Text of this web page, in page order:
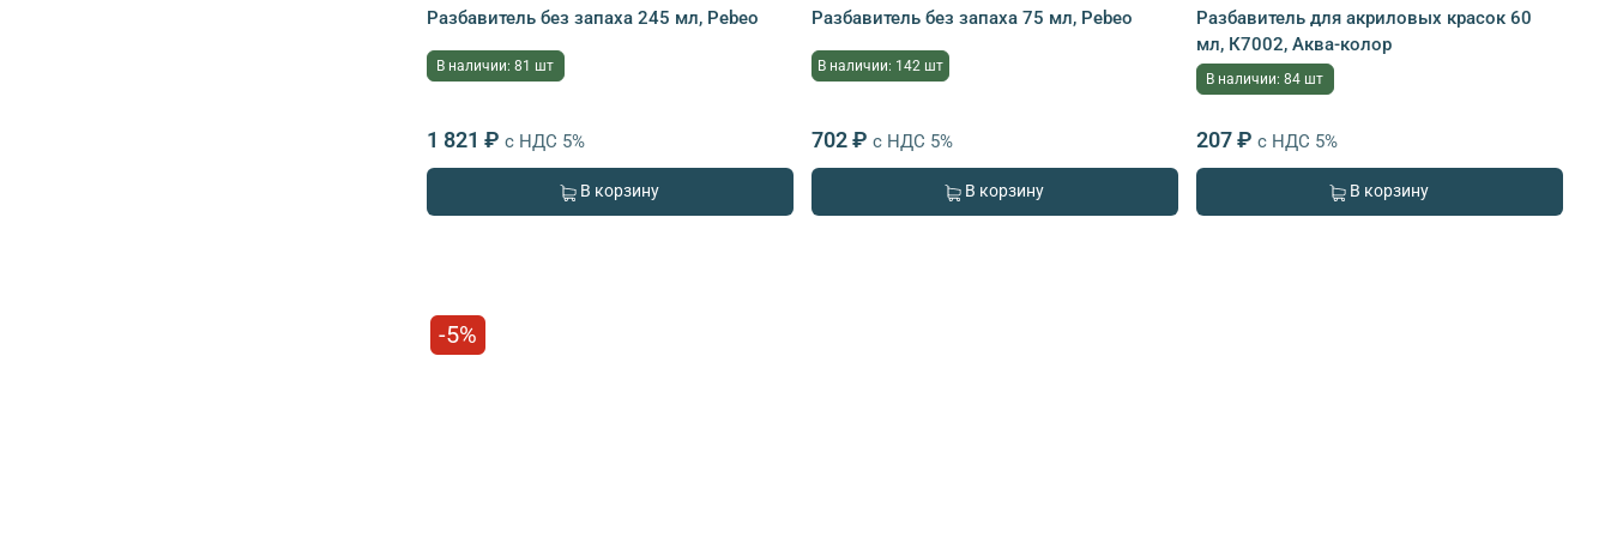
Разбавитель без запаха 245 мл, Pebeo
В наличии: 81 шт
1 821 ₽ с НДС 5%
В корзину
Разбавитель без запаха 75 мл, Pebeo
В наличии: 142 шт
702 ₽ с НДС 5%
В корзину
Разбавитель для акриловых красок 60
мл, К7002, Аква-колор
В наличии: 84 шт
207 ₽ с НДС 5%
В корзину
-5%